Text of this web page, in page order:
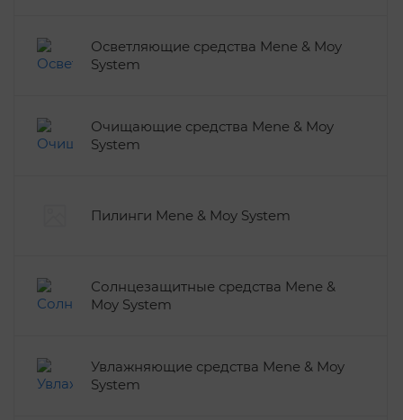
Осветляющие средства Mene & Moy
System
Очищающие средства Mene & Moy
System
Пилинги Mene & Moy System
Солнцезащитные средства Mene &
Moy System
Увлажняющие средства Mene & Moy
System